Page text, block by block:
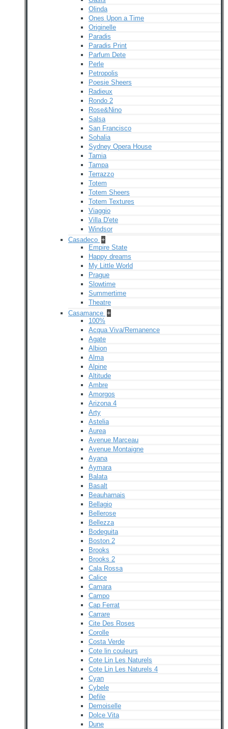
Olinda
Ones Upon a Time
Originelle
Paradis
Paradis Print
Parfum Dete
Perle
Petropolis
Poesie Sheers
Radieux
Rondo 2
Rose&Nino
Salsa
San Francisco
Sohalia
Sydney Opera House
Tamia
Tampa
Terrazzo
Totem
Totem Sheers
Totem Textures
Viaggio
Villa D'ete
Windsor
Casadeco +
Empire State
Happy dreams
My Little World
Prague
Slowtime
Summertime
Theatre
Casamance +
100%
Acqua Viva/Remanence
Agate
Albion
Alma
Alpine
Altitude
Ambre
Amorgos
Arizona 4
Arty
Astelia
Aurea
Avenue Marceau
Avenue Montaigne
Ayana
Aymara
Balata
Basalt
Beauharnais
Bellagio
Bellerose
Bellezza
Bodeguita
Boston 2
Brooks
Brooks 2
Cala Rossa
Calice
Camara
Campo
Cap Ferrat
Carrare
Cite Des Roses
Corolle
Costa Verde
Cote lin couleurs
Cote Lin Les Naturels
Cote Lin Les Naturels 4
Cyan
Cybele
Defile
Demoiselle
Dolce Vita
Dune